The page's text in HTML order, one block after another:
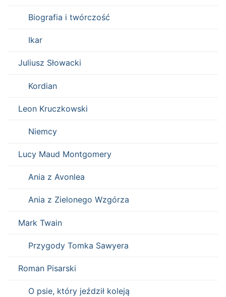
Biografia i twórczość
Ikar
Juliusz Słowacki
Kordian
Leon Kruczkowski
Niemcy
Lucy Maud Montgomery
Ania z Avonlea
Ania z Zielonego Wzgórza
Mark Twain
Przygody Tomka Sawyera
Roman Pisarski
O psie, który jeździł koleją